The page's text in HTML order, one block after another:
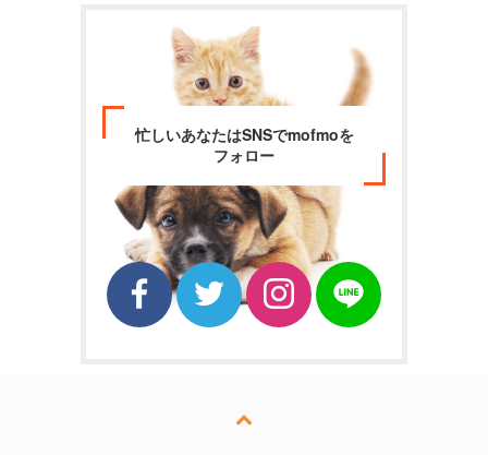
忙しいあなたはSNSでmofmoを
フォロー